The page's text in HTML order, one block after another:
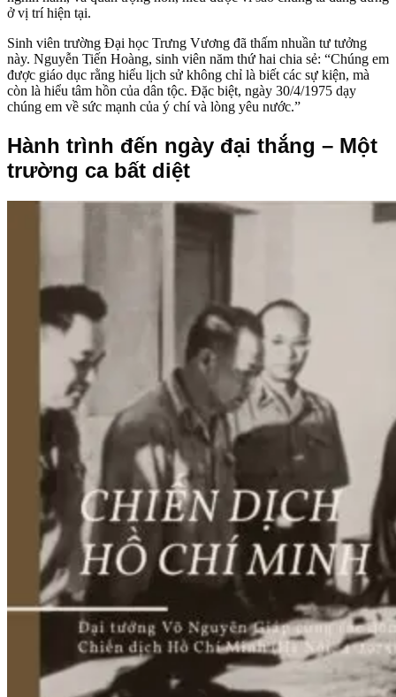
ở vị trí hiện tại.
Sinh viên trường Đại học Trưng Vương đã thấm nhuần tư tưởng
này. Nguyễn Tiến Hoàng, sinh viên năm thứ hai chia sẻ: “Chúng em
được giáo dục rằng hiểu lịch sử không chỉ là biết các sự kiện, mà
còn là hiểu tâm hồn của dân tộc. Đặc biệt, ngày 30/4/1975 dạy
chúng em về sức mạnh của ý chí và lòng yêu nước.”
Hành trình đến ngày đại thắng – Một
trường ca bất diệt